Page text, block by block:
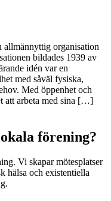
allmännyttig organisation
bildades 1939 av
idén var en
med såväl fysiska,
Med öppenhet och
att arbeta med sina […]
förening?
Vi skapar mötesplatser
hälsa och existentiella